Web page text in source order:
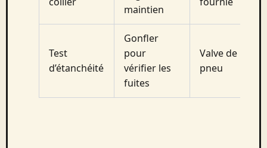
maintien
Test
d’étanchéité
Gonfler
pour
vérifier les
fuites
Valve de
pneu